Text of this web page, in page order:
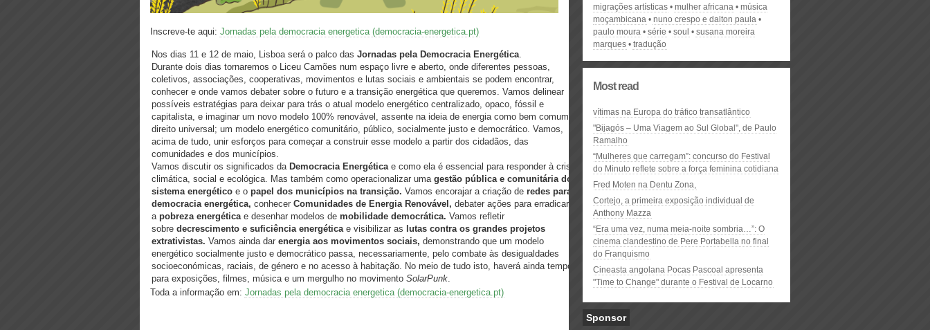
Inscreve-te aqui: Jornadas pela democracia energetica (democracia-energetica.pt)
Nos dias 11 e 12 de maio, Lisboa será o palco das Jornadas pela Democracia Energética.
Durante dois dias tornaremos o Liceu Camões num espaço livre e aberto, onde diferentes pessoas,
coletivos, associações, cooperativas, movimentos e lutas sociais e ambientais se podem encontrar,
conhecer e onde vamos debater sobre o futuro e a transição energética que queremos. Vamos delinear
possíveis estratégias para deixar para trás o atual modelo energético centralizado, opaco, fóssil e
capitalista, e imaginar um novo modelo 100% renovável, assente na ideia de energia como bem comum e
direito universal; um modelo energético comunitário, público, socialmente justo e democrático. Vamos,
acima de tudo, unir esforços para começar a construir esse modelo a partir dos cidadãos, das
comunidades e dos municípios.
Vamos discutir os significados da Democracia Energética e como ela é essencial para responder à crise
climática, social e ecológica. Mas também como operacionalizar umagestão pública e comunitária do
sistema energético e o papel dos municípios na transição. Vamos encorajar a criação de redes para a
democracia energética, conhecer Comunidades de Energia Renovável, debater ações para erradicar
apobreza energéticae desenhar modelos de mobilidade democrática. Vamos refletir
sobre decrescimento e suficiência energética e visibilizar as lutas contra os grandes projetos
extrativistas. Vamos ainda dar energia aos movimentos sociais, demonstrando que um modelo
energético socialmente justo e democrático passa, necessariamente, pelo combate às desigualdades
socioeconómicas, raciais, de género e no acesso à habitação. No meio de tudo isto, haverá ainda tempo
para exposições, filmes, música e um mergulho no movimento SolarPunk.
Toda a informação em: Jornadas pela democracia energetica (democracia-energetica.pt)
migrações artísticas
mulher africana
música
moçambicana
nuno crespo e dalton paula
paulo moura
série soul
susana moreira
marques
tradução
Most read
vítimas na Europa do tráfico transatlântico
"Bijagós – Uma Viagem ao Sul Global", de Paulo
Ramalho
“Mulheres que carregam”: concurso do Festival
do Minuto reflete sobre a força feminina cotidiana
Fred Moten na Dentu Zona,
Cortejo, a primeira exposição individual de
Anthony Mazza
“Era uma vez, numa meia-noite sombria…”: O
cinema clandestino de Pere Portabella no final
do Franquismo
Cineasta angolana Pocas Pascoal apresenta
"Time to Change" durante o Festival de Locarno
Sponsor